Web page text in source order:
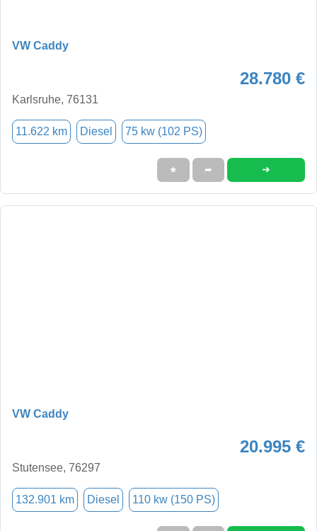
VW Caddy
28.780 €
Karlsruhe, 76131
11.622 km Diesel 75 kw (102 PS)
★ ➦ ➜
VW Caddy
20.995 €
Stutensee, 76297
132.901 km Diesel 110 kw (150 PS)